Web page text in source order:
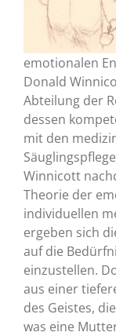
emotionalen
Donald
Abteilung der
dessen
mit den
Winnicott
Theorie der
individuellen
ergeben sich
auf die
einzustellen.
aus einer
des Geistes,
was eine